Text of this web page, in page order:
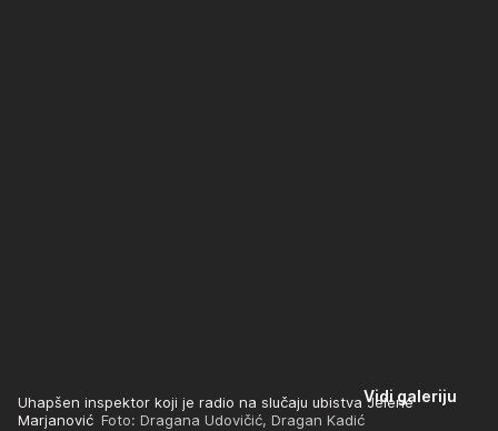
Vidi galeriju
Uhapšen inspektor koji je radio na slučaju ubistva Jelene
Marjanović Foto: Dragana Udovičić, Dragan Kadić